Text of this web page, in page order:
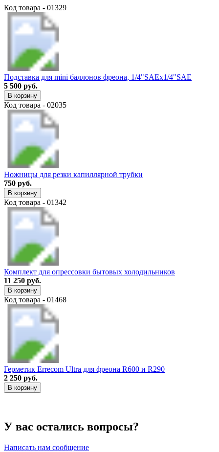
Код товара - 01329
Подставка для mini баллонов фреона, 1/4"SAEх1/4"SAE
5 500 руб.
В корзину
Код товара - 02035
Ножницы для резки капиллярной трубки
750 руб.
В корзину
Код товара - 01342
Комплект для опрессовки бытовых холодильников
11 250 руб.
В корзину
Код товара - 01468
Герметик Errecom Ultra для фреона R600 и R290
2 250 руб.
В корзину
У вас остались вопросы?
Написать нам сообщение